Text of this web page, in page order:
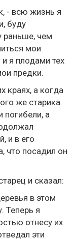
- всю жизнь я
буду
раньше, чем
мои
я плодами тех
предки.
краях, а когда
же старика.
погибели, а
и в его
что посадил он
и сказал:
в этом
Теперь я
отнесу их
эти